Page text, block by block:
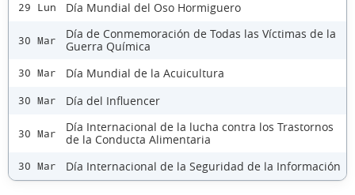
29 Lun Día Mundial del Oso Hormiguero
30 Mar
Día de Conmemoración de Todas las Víctimas de la
Guerra Química
30 Mar Día Mundial de la Acuicultura
30 Mar Día del Influencer
30 Mar
Día Internacional de la lucha contra los Trastornos
de la Conducta Alimentaria
30 Mar Día Internacional de la Seguridad de la Información